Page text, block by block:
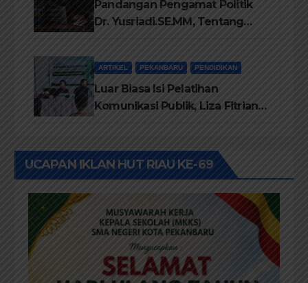
Pandangan Pengamat Politik
Dr. Yusriadi.SE.MM, Tentang
ARTIKEL PEKANBARU PENDIDIKAN
Luar Biasa Isi Pelatihan
Komunikasi Publik, Liza Fitriani
UCAPAN IKLAN HUT RIAU KE-69